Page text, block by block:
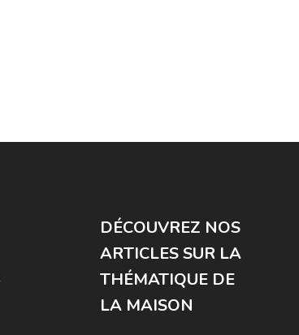
DÉCOUVREZ NOS
ARTICLES SUR LA
THÉMATIQUE DE
LA MAISON